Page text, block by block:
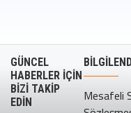
GÜNCEL
HABERLER İÇİN
BİZİ TAKİP
EDİN
Mesafeli